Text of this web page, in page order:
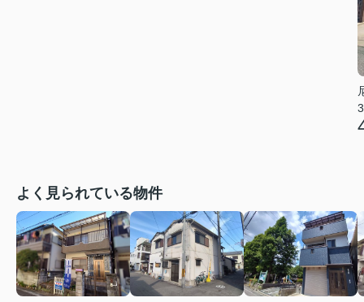
よく見られている物件